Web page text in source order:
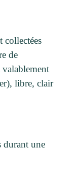
collectées
de
valablement
libre, clair
durant une